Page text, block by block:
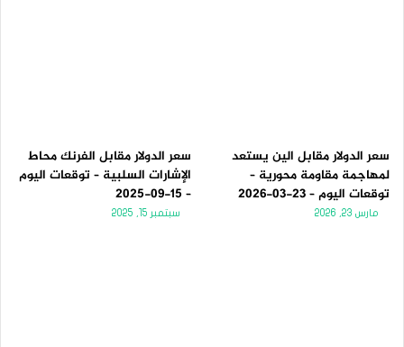
سعر الدولار مقابل الين يستعد
لمهاجمة مقاومة محورية –
توقعات اليوم – 23-03-2026
مارس 23, 2026
سعر الدولار مقابل الفرنك محاط
الإشارات السلبية – توقعات اليوم
– 15-09-2025
سبتمبر 15, 2025